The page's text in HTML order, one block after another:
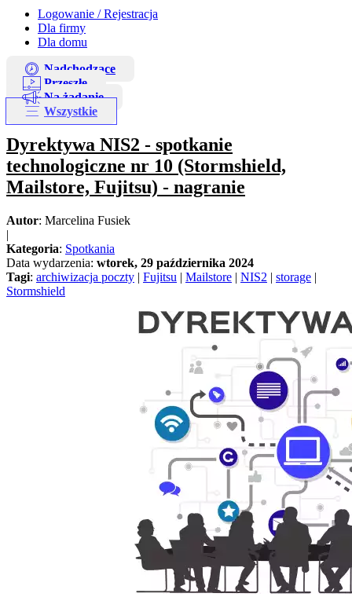
Logowanie / Rejestracja
Dla firmy
Dla domu
Nadchodzące
Przeszłe
Na żądanie
Wszystkie
Dyrektywa NIS2 - spotkanie
technologiczne nr 10 (Stormshield,
Mailstore, Fujitsu) - nagranie
Autor: Marcelina Fusiek
|
Kategoria: Spotkania
Data wydarzenia: wtorek, 29 października 2024
Tagi: archiwizacja poczty | Fujitsu | Mailstore | NIS2 | storage |
Stormshield